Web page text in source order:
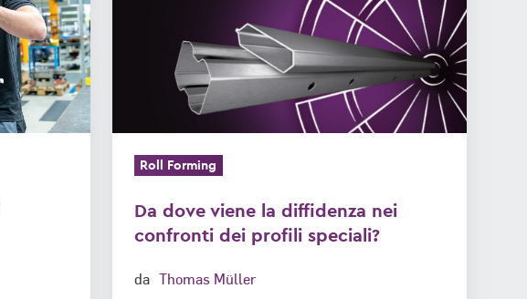
confronti
profili
speciali?
Roll Forming
Da dove viene la diffidenza nei
confronti dei profili speciali?
da Thomas Müller